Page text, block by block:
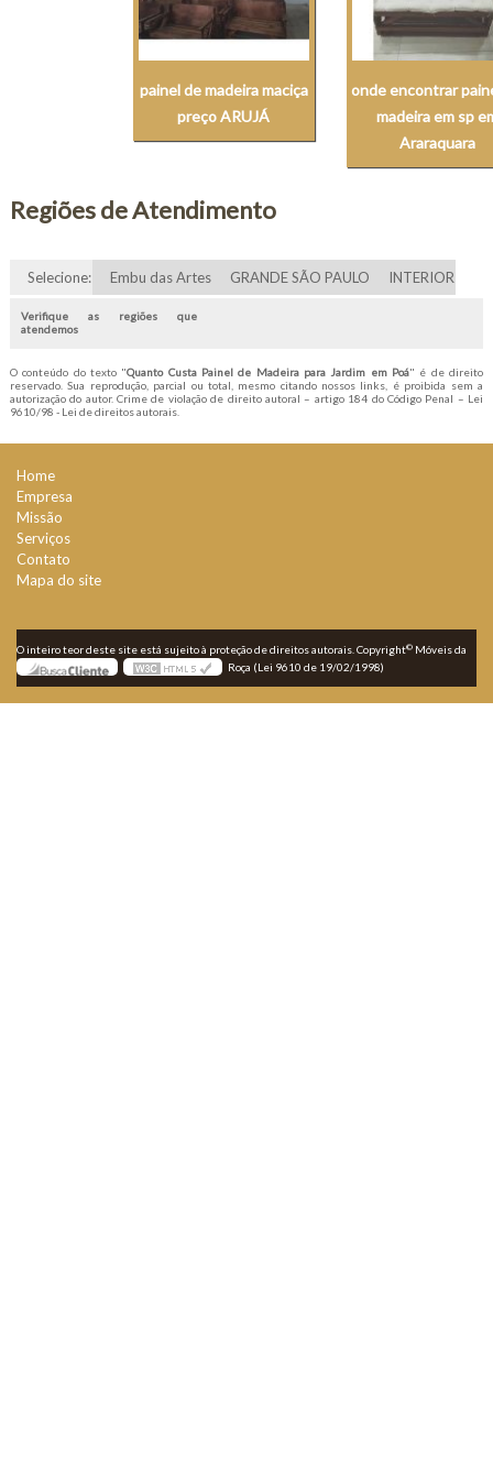
painel de madeira maciça
preço ARUJÁ
onde encontrar
madeira em sp
Araraquara
Regiões de Atendimento
Selecione: Embu das Artes GRANDE SÃO PAULO INTERIOR
Verifique as regiões que
atendemos
O conteúdo do texto "Quanto Custa Painel de Madeira para Jardim em Poá" é de direito
reservado. Sua reprodução, parcial ou total, mesmo citando nossos links, é proibida sem a
autorização do autor. Crime de violação de direito autoral – artigo 184 do Código Penal – Lei
9610/98 - Lei de direitos autorais.
Home
Empresa
Missão
Serviços
Contato
Mapa do site
O inteiro teor deste site está sujeito à proteção de direitos autorais. Copyright© Móveis da
Roça (Lei 9610 de 19/02/1998)